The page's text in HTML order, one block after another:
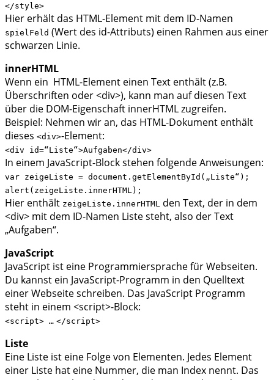
</style>
Hier erhält das HTML-Element mit dem ID-Namen
spielFeld (Wert des id-Attributs) einen Rahmen aus einer
schwarzen Linie.
innerHTML
Wenn ein HTML-Element einen Text enthält (z.B.
Überschriften oder <div>), kann man auf diesen Text
über die DOM-Eigenschaft innerHTML zugreifen.
Beispiel: Nehmen wir an, das HTML-Dokument enthält
dieses <div>-Element:
<div id=“Liste“>Aufgaben</div>
In einem JavaScript-Block stehen folgende Anweisungen:
var zeigeListe = document.getElementById(„Liste“);
alert(zeigeListe.innerHTML);
Hier enthält zeigeListe.innerHTML
den Text, der in dem
<div> mit dem ID-Namen Liste steht, also der Text
„Aufgaben“.
JavaScript
JavaScript ist eine Programmiersprache für Webseiten.
Du kannst ein JavaScript-Programm in den Quelltext
einer Webseite schreiben. Das JavaScript Programm
steht in einem <script>-Block:
<script> … </script>
Liste
Eine Liste ist eine Folge von Elementen. Jedes Element
einer Liste hat eine Nummer, die man Index nennt. Das